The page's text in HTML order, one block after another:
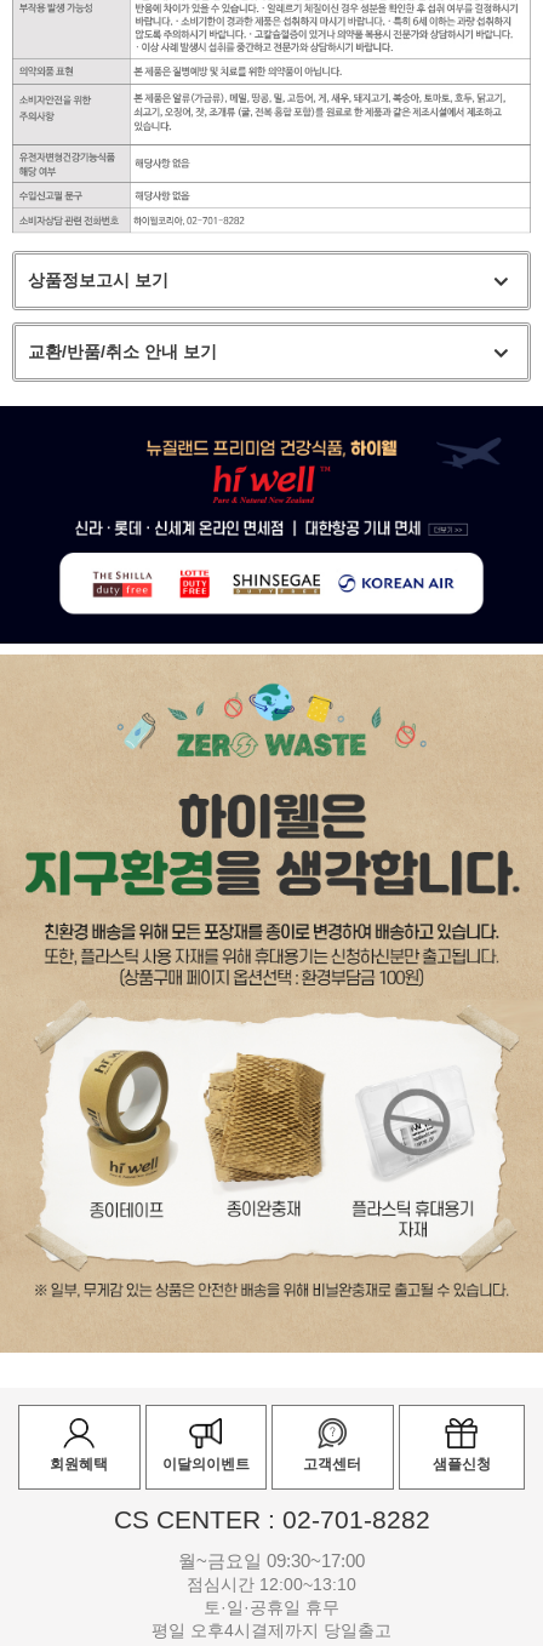
상품정보고시 보기
교환/반품/취소 안내 보기
회원혜택 이달의이벤트 고객센터 샘플신청
CS CENTER : 02-701-8282
월~금요일 09:30~17:00
점심시간 12:00~13:10
토·일·공휴일 휴무
평일 오후4시결제까지 당일출고